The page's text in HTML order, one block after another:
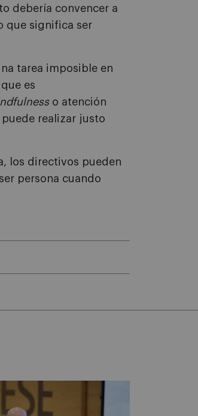
debería convencer a
que significa ser
tarea imposible en
es
o atención
realizar justo
los directivos pueden
persona cuando